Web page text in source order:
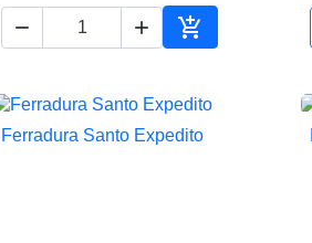
  
Adicionar ao
 Vista rápida
Ferradura Santo Expedito